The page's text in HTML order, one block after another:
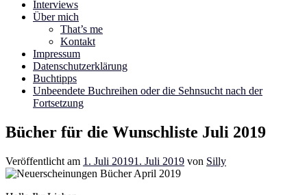
Interviews
Über mich
That’s me
Kontakt
Impressum
Datenschutzerklärung
Buchtipps
Unbeendete Buchreihen oder die Sehnsucht nach der
Fortsetzung
Bücher für die Wunschliste Juli 2019
Veröffentlicht am 1. Juli 20191. Juli 2019 von Silly